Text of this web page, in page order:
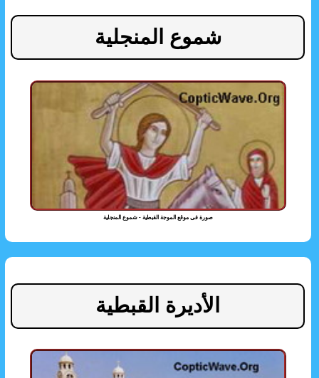
شموع المنجلية
صورة فى موقع الموجة القبطية - شموع المنجلية
الأديرة القبطية